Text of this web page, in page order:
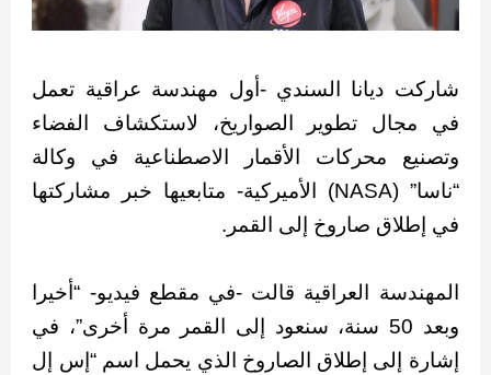
شاركت ديانا السندي -أول مهندسة عراقية تعمل
في مجال تطوير الصواريخ، لاستكشاف الفضاء
وتصنيع محركات الأقمار الاصطناعية في وكالة
“ناسا” (NASA) الأميركية- متابعيها خبر مشاركتها
في إطلاق صاروخ إلى القمر.
المهندسة العراقية قالت -في مقطع فيديو- “أخيرا
وبعد 50 سنة، سنعود إلى القمر مرة أخرى”، في
إشارة إلى إطلاق الصاروخ الذي يحمل اسم “إس إل